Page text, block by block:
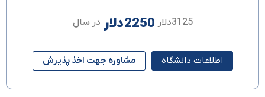
3125دلار 2250دلار در سال
اطلاعات دانشگاه مشاوره جهت اخذ پذیرش